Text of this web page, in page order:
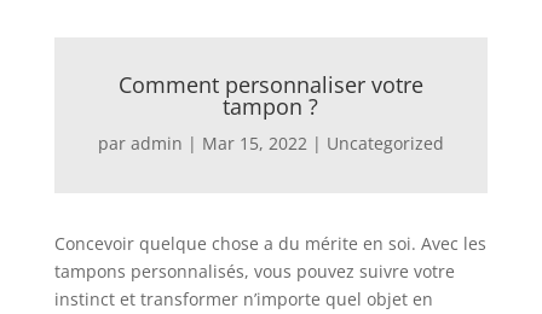
Comment personnaliser votre
tampon ?
par admin | Mar 15, 2022| Uncategorized
Concevoir quelque chose a du mérite en soi. Avec les
tampons personnalisés, vous pouvez suivre votre
instinct et transformer n’importe quel objet en